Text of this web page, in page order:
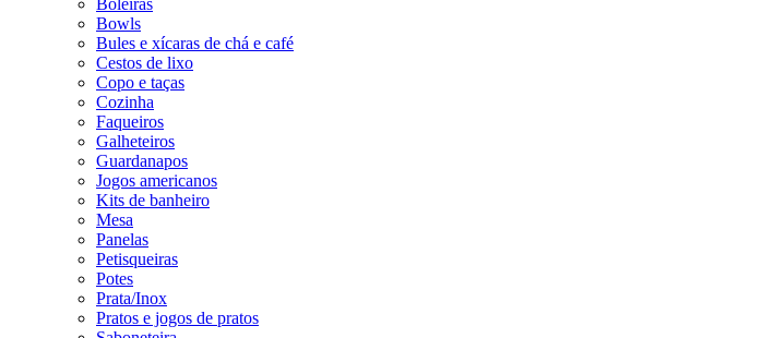
Boleiras
Bowls
Bules e xícaras de chá e café
Cestos de lixo
Copo e taças
Cozinha
Faqueiros
Galheteiros
Guardanapos
Jogos americanos
Kits de banheiro
Mesa
Panelas
Petisqueiras
Potes
Prata/Inox
Pratos e jogos de pratos